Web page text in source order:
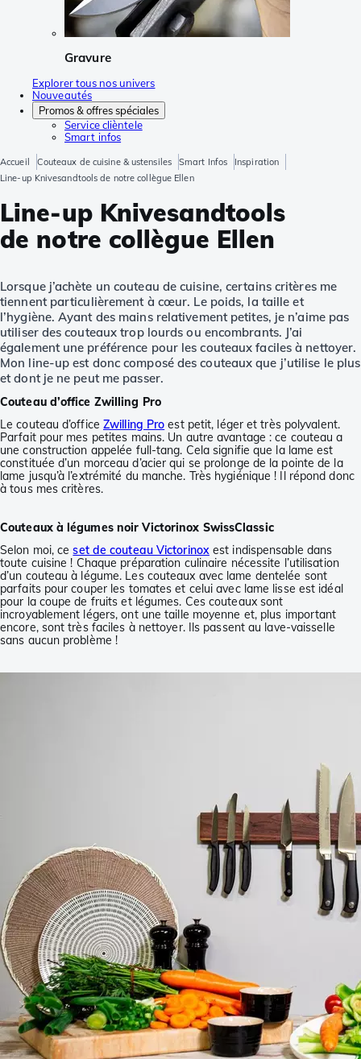
Gravure
Explorer tous nos univers
Nouveautés
Promos & offres spéciales
Service clièntele
Smart infos
Accueil Couteaux de cuisine & ustensiles Smart Infos
Inspiration
Line-up Knivesandtools de notre collègue Ellen
Line-up Knivesandtools
de notre collègue Ellen
Lorsque j’achète un couteau de cuisine, certains critères me
tiennent particulièrement à cœur. Le poids, la taille et
l’hygiène. Ayant des mains relativement petites, je n’aime pas
utiliser des couteaux trop lourds ou encombrants. J’ai
également une préférence pour les couteaux faciles à nettoyer.
Mon line-up est donc composé des couteaux que j’utilise le plus
et dont je ne peut me passer.
Couteau d’office Zwilling Pro
Le couteau d’office Zwilling Pro est petit, léger et très polyvalent.
Parfait pour mes petites mains. Un autre avantage : ce couteau a
une construction appelée full-tang. Cela signifie que la lame est
constituée d’un morceau d’acier qui se prolonge de la pointe de la
lame jusqu’à l’extrémité du manche. Très hygiénique ! Il répond donc
à tous mes critères.
Couteaux à légumes noir Victorinox SwissClassic
Selon moi, ceset de couteau Victorinoxest indispensable dans
toute cuisine ! Chaque préparation culinaire nécessite l’utilisation
d’un couteau à légume. Les couteaux avec lame dentelée sont
parfaits pour couper les tomates et celui avec lame lisse est idéal
pour la coupe de fruits et légumes. Ces couteaux sont
incroyablement légers, ont une taille moyenne et, plus important
encore, sont très faciles à nettoyer. Ils passent au lave-vaisselle
sans aucun problème !